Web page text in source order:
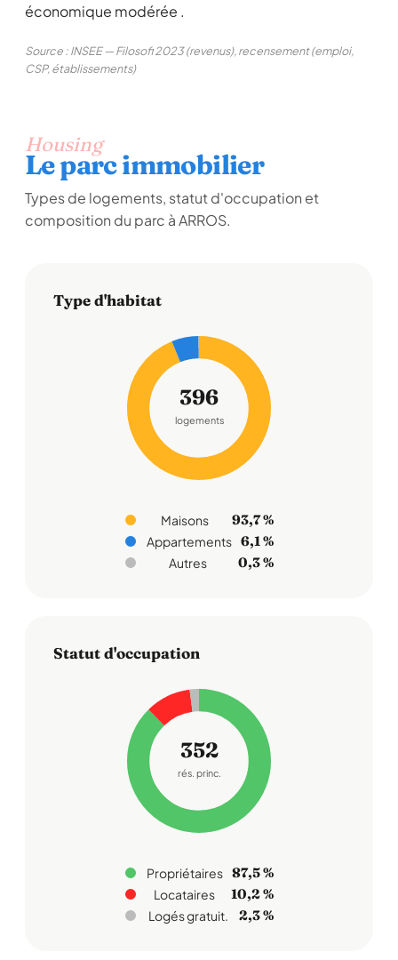
économique modérée .
Source : INSEE — Filosofi 2023 (revenus), recensement (emploi,
CSP, établissements)
Housing
Le parc immobilier
Types de logements, statut d'occupation et
composition du parc à ARROS.
Type d'habitat
396
logements
Maisons 93,7 %
Appartements 6,1 %
Autres 0,3 %
Statut d'occupation
352
rés. princ.
Propriétaires 87,5 %
Locataires 10,2 %
Logés gratuit. 2,3 %